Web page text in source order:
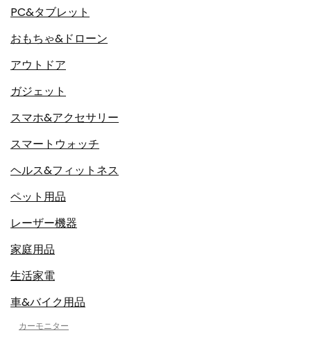
PC&タブレット
おもちゃ&ドローン
アウトドア
ガジェット
スマホ&アクセサリー
スマートウォッチ
ヘルス&フィットネス
ペット用品
レーザー機器
家庭用品
生活家電
車&バイク用品
カーモニター